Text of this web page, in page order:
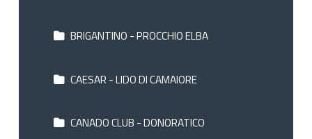
BRIGANTINO - PROCCHIO ELBA
CAESAR - LIDO DI CAMAIORE
CANADO CLUB - DONORATICO